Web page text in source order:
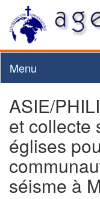
Menu
ASIE/
et collecte
églises
séisme à